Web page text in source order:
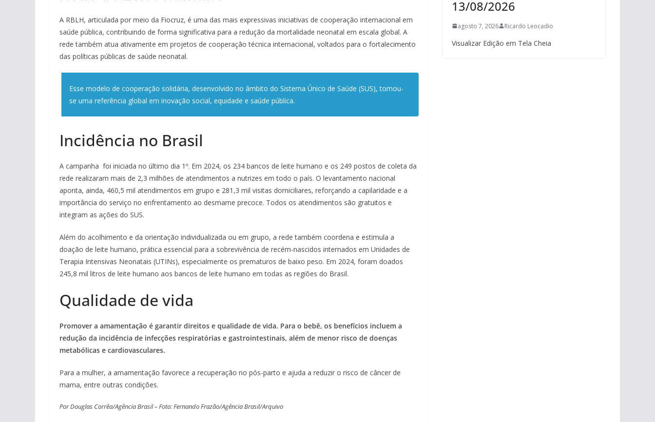
A RBLH, articulada por meio da Fiocruz, é uma das mais expressivas iniciativas de cooperação internacional em
saúde pública, contribuindo de forma significativa para a redução da mortalidade neonatal em escala global. A
rede também atua ativamente em projetos de cooperação técnica internacional, voltados para o fortalecimento
das políticas públicas de saúde neonatal.
Esse modelo de cooperação solidária, desenvolvido no âmbito do Sistema Único de Saúde (SUS), tornou-
se uma referência global em inovação social, equidade e saúde pública.
Incidência no Brasil
A campanha foi iniciada no último dia 1º. Em 2024, os 234 bancos de leite humano e os 249 postos de coleta da
rede realizaram mais de 2,3 milhões de atendimentos a nutrizes em todo o país. O levantamento nacional
aponta, ainda, 460,5 mil atendimentos em grupo e 281,3 mil visitas domiciliares, reforçando a capilaridade e a
importância do serviço no enfrentamento ao desmame precoce. Todos os atendimentos são gratuitos e
integram as ações do SUS.
Além do acolhimento e da orientação individualizada ou em grupo, a rede também coordena e estimula a
doação de leite humano, prática essencial para a sobrevivência de recém-nascidos internados em Unidades de
Terapia Intensivas Neonatais (UTINs), especialmente os prematuros de baixo peso. Em 2024, foram doados
245,8 mil litros de leite humano aos bancos de leite humano em todas as regiões do Brasil.
Qualidade de vida
Promover a amamentação é garantir direitos e qualidade de vida. Para o bebê, os benefícios incluem a
redução da incidência de infecções respiratórias e gastrointestinais, além de menor risco de doenças
metabólicas e cardiovasculares.
Para a mulher, a amamentação favorece a recuperação no pós-parto e ajuda a reduzir o risco de câncer de
mama, entre outras condições.
Por Douglas Corrêa/Agência Brasil – Foto: Fernando Frazão/Agência Brasil/Arquivo
13/08/2026
agosto 7, 2026 Ricardo Leocadio
Visualizar Edição em Tela Cheia